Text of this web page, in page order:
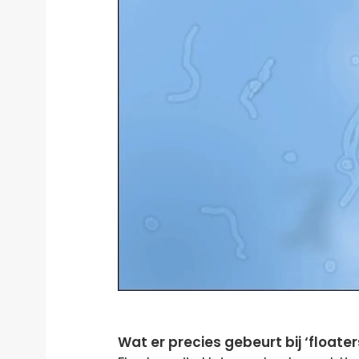
Wat er precies gebeurt bij